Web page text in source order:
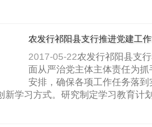
农发行祁阳县支行推进党建工
2017-05-22农发行祁阳县支
面从严治党主体主体责任为
安排，确保各项工作任务落
新学习方式。研究制定学习教育计